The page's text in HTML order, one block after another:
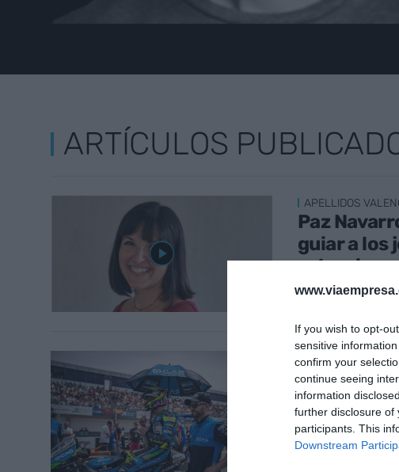
If you wish to opt-
sensitive
confirm your
continue seeing
information
further disclosure of
participants. This
Downstream
ARTÍCULOS
APELLIDOS
Paz
guiar a los
8 de julio de
APELLIDOS
Héctor
velocidad
17 de junio de